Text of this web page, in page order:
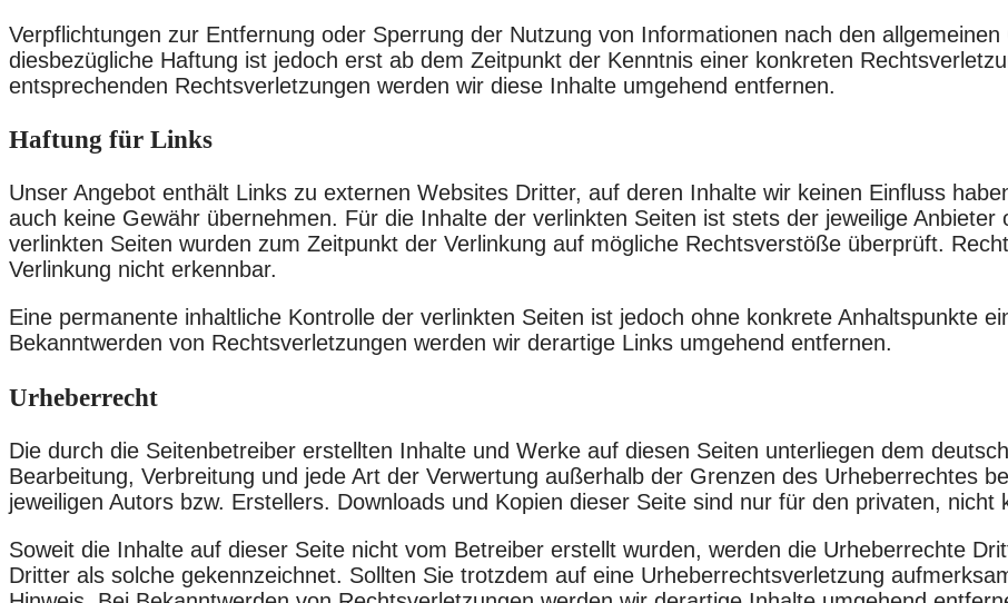
Verpflichtungen zur Entfernung oder Sperrung der Nutzung von Informationen nach den
diesbezügliche Haftung ist jedoch erst ab dem Zeitpunkt der Kenntnis einer konkreten
entsprechenden Rechtsverletzungen werden wir diese Inhalte umgehend entfernen.
Haftung für Links
Unser Angebot enthält Links zu externen Websites Dritter, auf deren Inhalte wir keinen Einfluss
auch keine Gewähr übernehmen. Für die Inhalte der verlinkten Seiten ist stets der jeweilige
verlinkten Seiten wurden zum Zeitpunkt der Verlinkung auf mögliche Rechtsverstöße überprüft.
Verlinkung nicht erkennbar.
Eine permanente inhaltliche Kontrolle der verlinkten Seiten ist jedoch ohne konkrete Anhaltspunkte
Bekanntwerden von Rechtsverletzungen werden wir derartige Links umgehend entfernen.
Urheberrecht
Die durch die Seitenbetreiber erstellten Inhalte und Werke auf diesen Seiten unterliegen dem
Bearbeitung, Verbreitung und jede Art der Verwertung außerhalb der Grenzen des Urheberrechtes
jeweiligen Autors bzw. Erstellers. Downloads und Kopien dieser Seite sind nur für den privaten,
Soweit die Inhalte auf dieser Seite nicht vom Betreiber erstellt wurden, werden die Urheberrechte
Dritter als solche gekennzeichnet. Sollten Sie trotzdem auf eine Urheberrechtsverletzung